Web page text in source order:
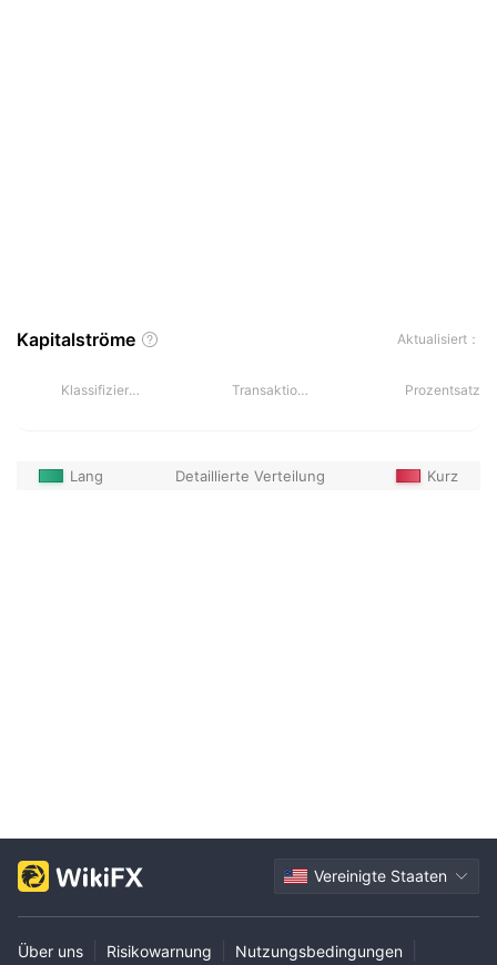
Kapitalströme Aktualisiert：
Klassifizierung Transaktionen Prozentsatz
Lang Detaillierte Verteilung Kurz
Vereinigte Staaten
Über uns Risikowarnung Nutzungsbedingungen